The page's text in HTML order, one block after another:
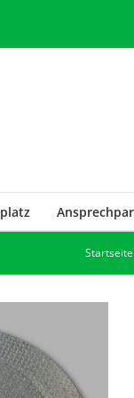
Startseite